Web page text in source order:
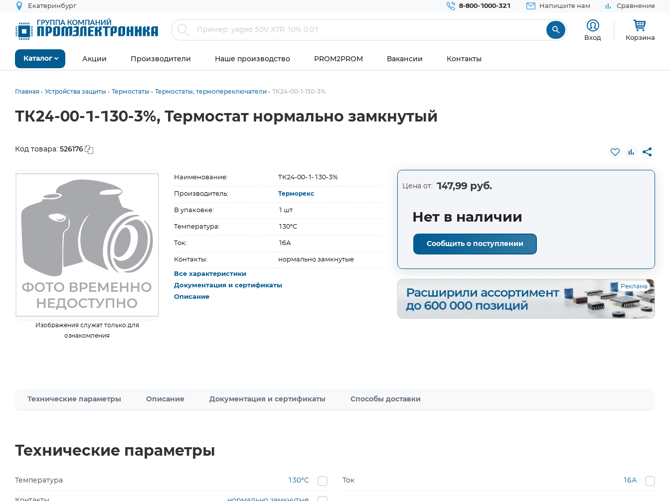
Екатеринбург 8-800-1000-321 Напишите нам Сравнение
Вход Корзина
Каталог Акции Производители Наше производство PROM2PROM Вакансии Контакты
Главная Устройства защиты Термостаты Термостаты, термопереключатели ТК24-00-1-130-3%
ТК24-00-1-130-3%, Термостат нормально замкнутый
Код товара: 526176
Изображения служат только для
ознакомления
Наименование: ТК24-00-1-130-3%
Производитель: Терморекс
В упаковке: 1 шт
Температура: 130°С
Ток: 16А
Контакты: нормально замкнутые
Все характеристики
Документация и сертификаты
Описание
Цена от: 147,99 руб.
Нет в наличии
Сообщить о поступлении
Реклама
Технические параметры Описание Документация и сертификаты Способы доставки
Технические параметры
Температура 130°С Ток 16А